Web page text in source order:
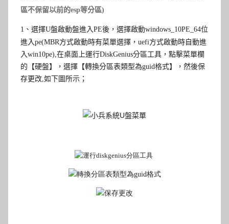
區不保留以前的esp等分區)
1 、選擇U盤啟動盤進入PE後，選擇啟動windows_10PE_64位
進入pe(MBR方式啟動時有菜單選擇，uefi方式啟動時自動進
入win10pe),在桌面上運行DiskGenius分區工具，點擊菜單欄
的【硬盤】，選擇【轉換分區表類型為guid格式】，然後保
存更改,如下圖所示；